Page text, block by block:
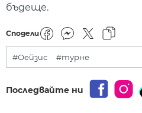
бъдеще.
Сподели
#Оейзис #турне
Последвайте ни